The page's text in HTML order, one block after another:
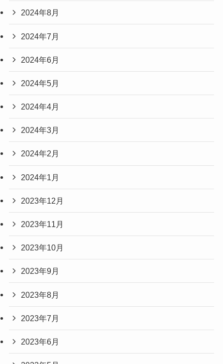
2024年8月
2024年7月
2024年6月
2024年5月
2024年4月
2024年3月
2024年2月
2024年1月
2023年12月
2023年11月
2023年10月
2023年9月
2023年8月
2023年7月
2023年6月